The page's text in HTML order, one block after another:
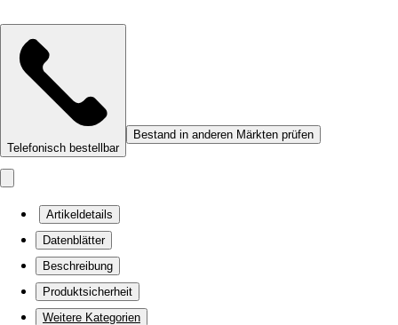
Telefonisch bestellbar
Bestand in anderen Märkten prüfen
Artikeldetails
Datenblätter
Beschreibung
Produktsicherheit
Weitere Kategorien